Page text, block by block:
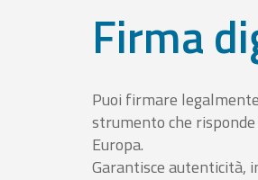
Firma
Puoi firmare
strumento che
Europa.
Garantisce autenticità,